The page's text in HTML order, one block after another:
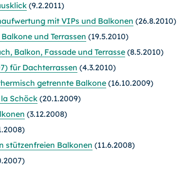
(9.2.2011)
mit VIPs und Balkonen (26.8.2010)
und Terrassen (19.5.2010)
Balkon, Fassade und Terrasse (8.5.2010)
für Dachterrassen (4.3.2010)
getrennte Balkone(16.10.2009)
Schöck (20.1.2009)
(3.12.2008)
stützenfreien Balkonen (11.6.2008)